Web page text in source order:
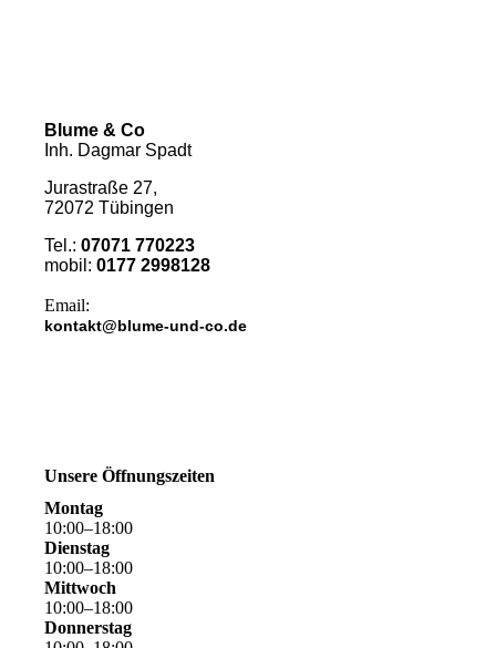
Blume & Co
Inh. Dagmar Spadt
Jurastraße 27,
72072 Tübingen
Tel.: 07071 770223
mobil: 0177 2998128
Email:
kontakt@blume-und-co.de
Unsere Öffnungszeiten
Montag
10:00–18:00
Dienstag
10:00–18:00
Mittwoch
10:00–18:00
Donnerstag